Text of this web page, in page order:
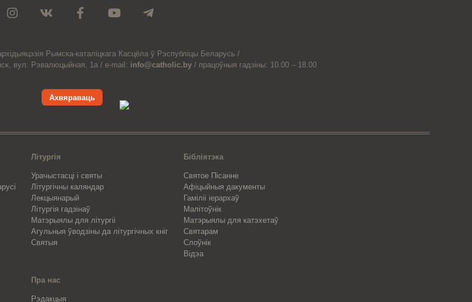
Рымска-каталіцкагаКасцёла ў Рэспубліцы Беларусь /
вул. Рэвалюцыйная, 1а / e-mail: info@catholic.by/ працоўныя гадзіны: 10.00 – 18.00
Ахвяраваць
Літургія
Урачыстасці і святы
Літургічны каляндар
Лекцыянарый
Літургія гадзінаў
Матэрыялы для літургіі
Агульныя ўводзіны да літургічных кніг
Святыя
Бібліятэка
Святое Пісанне
Афіцыйныя дакументы
Гаміліі іерархаў
Малітоўнік
Матэрыялы для катэхетаў
Святарам
Слоўнік
Відэа
Пра нас
Рэдакцыя